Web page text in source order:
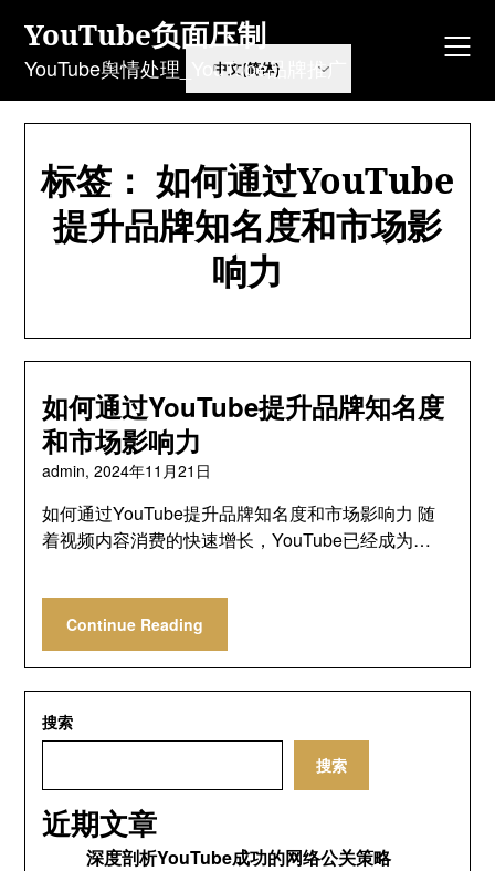
content
YouTube负面压制
YouTube舆情处理_YouTube品牌推广
标签： 如何通过YouTube
提升品牌知名度和市场影
响力
如何通过YouTube提升品牌知名度
和市场影响力
admin,2024年11月21日
如何通过YouTube提升品牌知名度和市场影响力 随
着视频内容消费的快速增长，YouTube已经成为…
Continue Reading
搜索
搜索
近期文章
深度剖析YouTube成功的网络公关策略